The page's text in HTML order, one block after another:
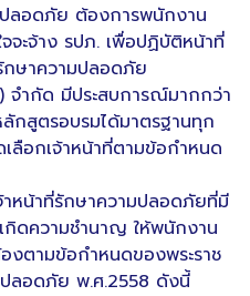
ลอดภัย ต้องการพนักงาน
จะจ้าง รปภ. เพื่อปฏิบัติหน้าที่
กษาความปลอดภัย
) จำกัด มีประสบการณ์มากกว่า
กสูตรอบรมได้มาตรฐานทุก
ลือกเจ้าหน้าที่ตามข้อกำหนด
าหน้าที่รักษาความปลอดภัยที่มี
ดความชำนาญ ให้พนักงาน
ตามข้อกำหนดของพระราช
ลอดภัย พ.ศ.2558 ดังนี้